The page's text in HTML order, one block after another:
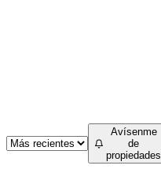
Avísenme
de
propiedades